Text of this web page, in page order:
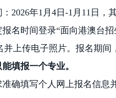
2026年1月4日-1月11日，
名时间登录“面向港澳台
并上传电子照片。报名期
能填报一个专业。
确填写个人网上报名信